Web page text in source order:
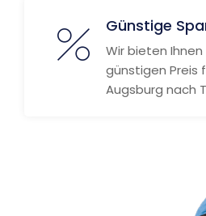
Günstige
Wir bieten
günstigen Preis
Augsburg nach